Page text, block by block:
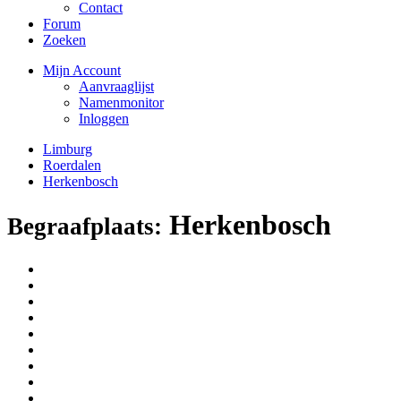
Contact
Forum
Zoeken
Mijn Account
Aanvraaglijst
Namenmonitor
Inloggen
Limburg
Roerdalen
Herkenbosch
Begraafplaats: Herkenbosch